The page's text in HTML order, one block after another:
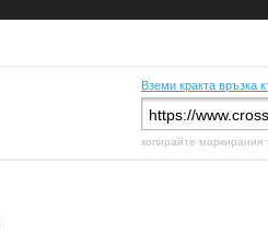
Вземи кракта връзка
копирайте маркирания